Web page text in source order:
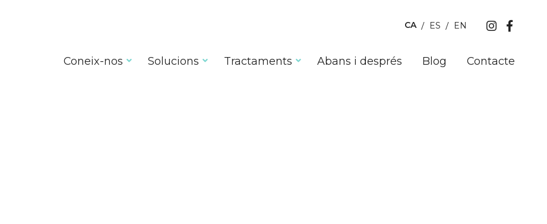
CA ES EN
Coneix-nos Solucions Tractaments Abans i després Blog Contacte